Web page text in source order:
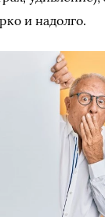
и надолго.